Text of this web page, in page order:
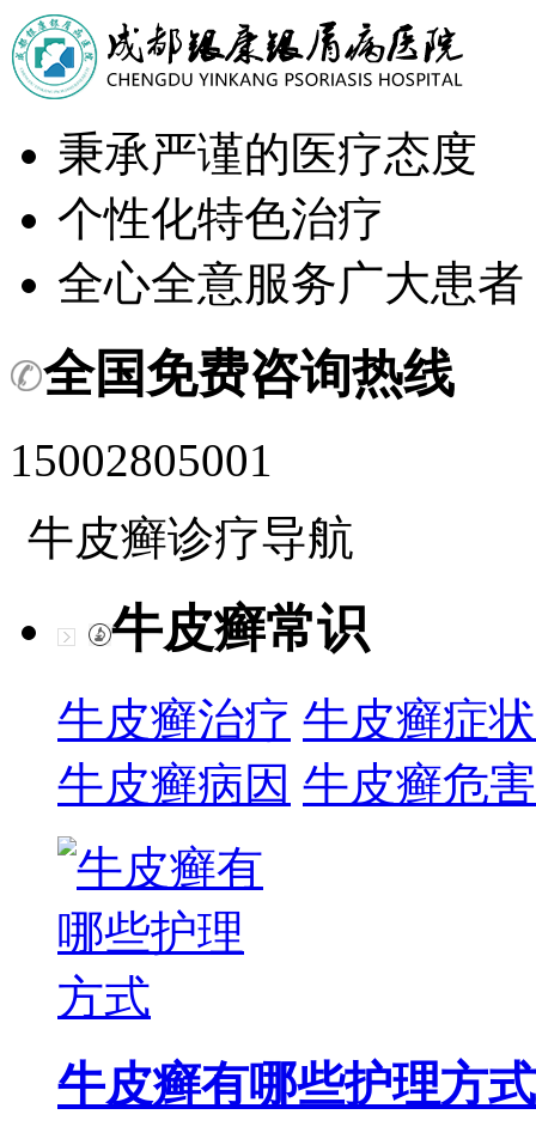
秉承严谨的医疗态度
个性化特色治疗
全心全意服务广大患者
全国免费咨询热线
15002805001
牛皮癣诊疗导航
牛皮癣常识
牛皮癣治疗 牛皮癣症状
牛皮癣病因 牛皮癣危害
牛皮癣有哪些护理方式